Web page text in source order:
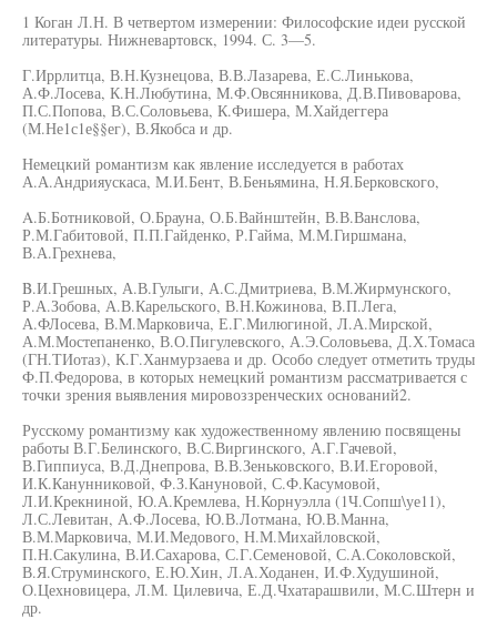
1 Коган Л.Н. В четвертом измерении: Философские идеи русской
литературы. Нижневартовск, 1994. С. 3—5.
Г.Иррлитца, В.Н.Кузнецова, В.В.Лазарева, Е.С.Линькова,
А.Ф.Лосева, К.Н.Любутина, М.Ф.Овсянникова, Д.В.Пивоварова,
П.С.Попова, В.С.Соловьева, К.Фишера, М.Хайдеггера
(М.Не1с1е§§ег), В.Якобса и др.
Немецкий романтизм как явление исследуется в работах
А.А.Андрияускаса, М.И.Бент, В.Беньямина, Н.Я.Берковского,
A.Б.Ботниковой, О.Брауна, О.Б.Вайнштейн, В.В.Ванслова,
Р.М.Габитовой, П.П.Гайденко, Р.Гайма, М.М.Гиршмана,
В.А.Грехнева,
B.И.Грешных, А.В.Гулыги, А.С.Дмитриева, В.М.Жирмунского,
Р.А.Зобова, А.В.Карельского, В.Н.Кожинова, В.П.Лега,
А.ФЛосева, В.М.Марковича, Е.Г.Милюгиной, Л.А.Мирской,
А.М.Мостепаненко, В.О.Пигулевского, А.Э.Соловьева, Д.Х.Томаса
(ГН.ТИотаз), К.Г.Ханмурзаева и др. Особо следует отметить труды
Ф.П.Федорова, в которых немецкий романтизм рассматривается с
точки зрения выявления мировоззренческих оснований2.
Русскому романтизму как художественному явлению посвящены
работы В.Г.Белинского, В.С.Виргинского, А.Г.Гачевой,
В.Гиппиуса, В.Д.Днепрова, В.В.Зеньковского, В.И.Егоровой,
И.К.Канунниковой, Ф.З.Кануновой, С.Ф.Касумовой,
Л.И.Крекниной, Ю.А.Кремлева, Н.Корнуэлла (1Ч.Сопш\уе11),
Л.С.Левитан, А.Ф.Лосева, Ю.В.Лотмана, Ю.В.Манна,
В.М.Марковича, М.И.Медового, Н.М.Михайловской,
П.Н.Сакулина, В.И.Сахарова, С.Г.Семеновой, С.А.Соколовской,
В.Я.Струминского, Е.Ю.Хин, Л.А.Ходанен, И.Ф.Худушиной,
О.Цехновицера, Л.М. Цилевича, Е.Д.Чхатарашвили, М.С.Штерн и
др.